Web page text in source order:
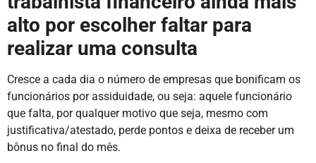
alto por escolher faltar para
realizar uma consulta
Cresce a cada dia o número de empresas que bonificam os
funcionários por assiduidade, ou seja: aquele funcionário
que falta, por qualquer motivo que seja, mesmo com
justificativa/atestado, perde pontos e deixa de receber um
bônus no final do mês.